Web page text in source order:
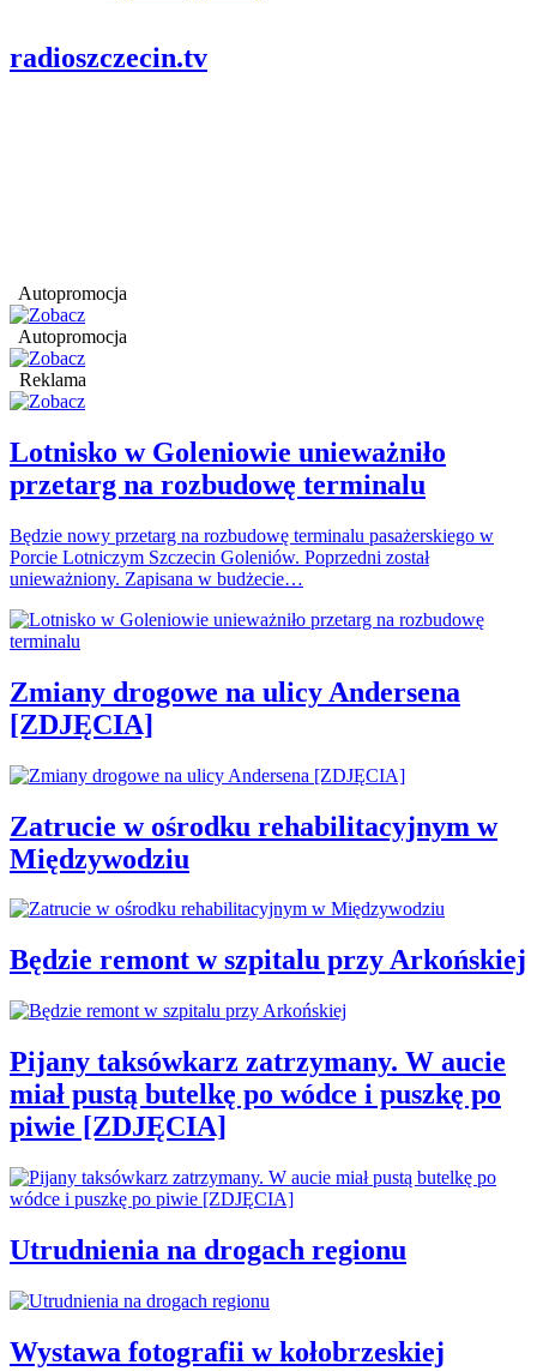
radioszczecin.tv
Autopromocja
Autopromocja
Reklama
Lotnisko w Goleniowie unieważniło
przetarg na rozbudowę terminalu
Będzie nowy przetarg na rozbudowę terminalu pasażerskiego w
Porcie Lotniczym Szczecin Goleniów. Poprzedni został
unieważniony. Zapisana w budżecie…
Zmiany drogowe na ulicy Andersena
[ZDJĘCIA]
Zatrucie w ośrodku rehabilitacyjnym w
Międzywodziu
Będzie remont w szpitalu przy Arkońskiej
Pijany taksówkarz zatrzymany. W aucie
miał pustą butelkę po wódce i puszkę po
piwie [ZDJĘCIA]
Utrudnienia na drogach regionu
Wystawa fotografii w kołobrzeskiej